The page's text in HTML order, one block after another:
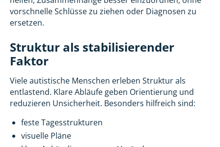
vorschnelle Schlüsse zu ziehen oder Diagnosen zu
ersetzen.
Struktur als stabilisierender
Faktor
Viele autistische Menschen erleben Struktur als
entlastend. Klare Abläufe geben Orientierung und
reduzieren Unsicherheit. Besonders hilfreich sind:
feste Tagesstrukturen
visuelle Pläne